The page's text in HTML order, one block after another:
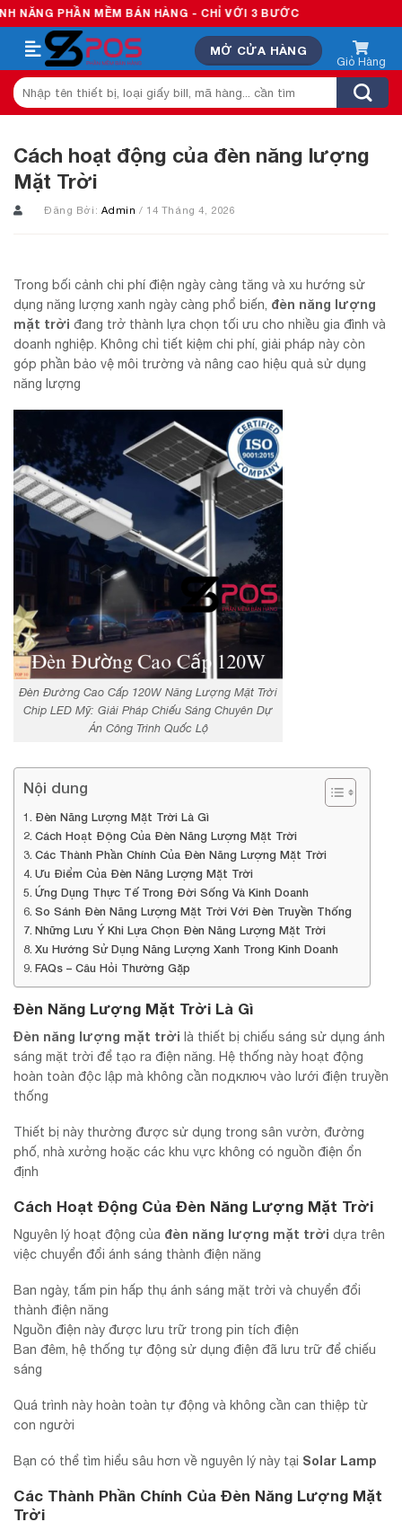
Skip
to
content
MỀM BÁN HÀNG - CHỈ VỚI 3 BƯỚC
MỞ CỬA HÀNG
Tìm
kiếm:
Cách hoạt động của đèn năng lượng
Mặt Trời
Đăng Bởi: Admin/ 14 Tháng 4, 2026
Trong bối cảnh chi phí điện ngày càng tăng và xu hướng sử
dụng năng lượng xanh ngày càng phổ biến, đèn năng lượng
mặt trời đang trở thành lựa chọn tối ưu cho nhiều gia đình và
doanh nghiệp. Không chỉ tiết kiệm chi phí, giải pháp này còn
góp phần bảo vệ môi trường và nâng cao hiệu quả sử dụng
năng lượng
Đèn Đường Cao Cấp 120W Năng Lượng Mặt Trời
Chip LED Mỹ: Giải Pháp Chiếu Sáng Chuyên Dự
Án Công Trình Quốc Lộ
Nội dung
Đèn Năng Lượng Mặt Trời Là Gì
Cách Hoạt Động Của Đèn Năng Lượng Mặt Trời
Các Thành Phần Chính Của Đèn Năng Lượng Mặt Trời
Ưu Điểm Của Đèn Năng Lượng Mặt Trời
Ứng Dụng Thực Tế Trong Đời Sống Và Kinh Doanh
So Sánh Đèn Năng Lượng Mặt Trời Với Đèn Truyền Thống
Những Lưu Ý Khi Lựa Chọn Đèn Năng Lượng Mặt Trời
Xu Hướng Sử Dụng Năng Lượng Xanh Trong Kinh Doanh
FAQs – Câu Hỏi Thường Gặp
Đèn Năng Lượng Mặt Trời Là Gì
Đèn năng lượng mặt trời là thiết bị chiếu sáng sử dụng ánh
sáng mặt trời để tạo ra điện năng. Hệ thống này hoạt động
hoàn toàn độc lập mà không cần подключ vào lưới điện truyền
thống
Thiết bị này thường được sử dụng trong sân vườn, đường
phố, nhà xưởng hoặc các khu vực không có nguồn điện ổn
định
Cách Hoạt Động Của Đèn Năng Lượng Mặt Trời
Nguyên lý hoạt động của đèn năng lượng mặt trời dựa trên
việc chuyển đổi ánh sáng thành điện năng
Ban ngày, tấm pin hấp thụ ánh sáng mặt trời và chuyển đổi
thành điện năng
Nguồn điện này được lưu trữ trong pin tích điện
Ban đêm, hệ thống tự động sử dụng điện đã lưu trữ để chiếu
sáng
Quá trình này hoàn toàn tự động và không cần can thiệp từ
con người
Bạn có thể tìm hiểu sâu hơn về nguyên lý này tại Solar Lamp
Các Thành Phần Chính Của Đèn Năng Lượng Mặt
Trời